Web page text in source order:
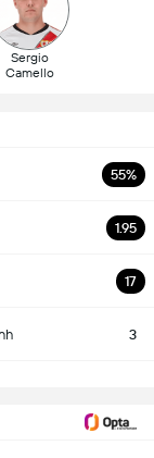
Sergio
Camello
55%
1.95
17
3